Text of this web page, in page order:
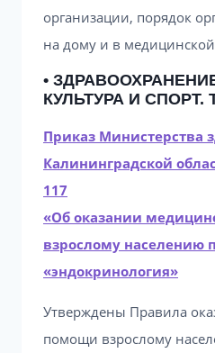
организации, порядок
на дому и в
•
КУЛЬТУРА И СПОРТ.
Приказ Министерства
Калининградской
117
«Об оказании
взрослому населению
«эндокринология»
Утверждены Правила
помощи взрослому